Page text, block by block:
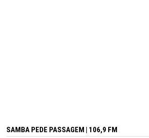
SAMBA PEDE PASSAGEM | 106,9 FM